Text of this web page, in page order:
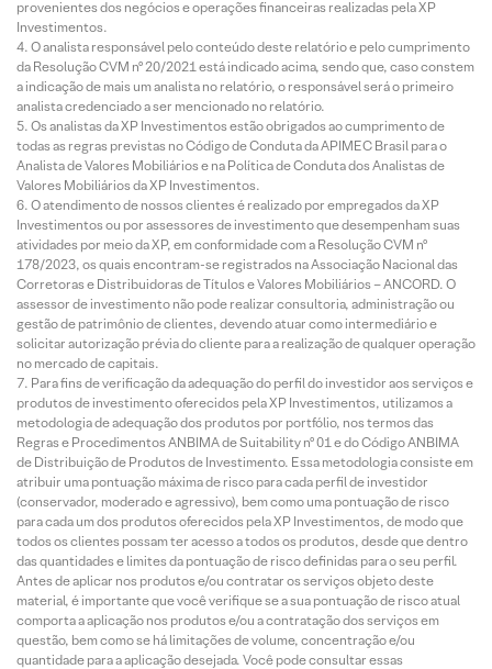
provenientes dos negócios e operações financeiras realizadas pela XP
Investimentos.
O analista responsável pelo conteúdo deste relatório e pelo cumprimento
da Resolução CVM nº 20/2021 está indicado acima, sendo que, caso constem
a indicação de mais um analista no relatório, o responsável será o primeiro
analista credenciado a ser mencionado no relatório.
Os analistas da XP Investimentos estão obrigados ao cumprimento de
todas as regras previstas no Código de Conduta da APIMEC Brasil para o
Analista de Valores Mobiliários e na Política de Conduta dos Analistas de
Valores Mobiliários da XP Investimentos.
O atendimento de nossos clientes é realizado por empregados da XP
Investimentos ou por assessores de investimento que desempenham suas
atividades por meio da XP, em conformidade com a Resolução CVM nº
178/2023, os quais encontram-se registrados na Associação Nacional das
Corretoras e Distribuidoras de Títulos e Valores Mobiliários – ANCORD. O
assessor de investimento não pode realizar consultoria, administração ou
gestão de patrimônio de clientes, devendo atuar como intermediário e
solicitar autorização prévia do cliente para a realização de qualquer operação
no mercado de capitais.
Para fins de verificação da adequação do perfil do investidor aos serviços e
produtos de investimento oferecidos pela XP Investimentos, utilizamos a
metodologia de adequação dos produtos por portfólio, nos termos das
Regras e Procedimentos ANBIMA de Suitability nº 01 e do Código ANBIMA
de Distribuição de Produtos de Investimento. Essa metodologia consiste em
atribuir uma pontuação máxima de risco para cada perfil de investidor
(conservador, moderado e agressivo), bem como uma pontuação de risco
para cada um dos produtos oferecidos pela XP Investimentos, de modo que
todos os clientes possam ter acesso a todos os produtos, desde que dentro
das quantidades e limites da pontuação de risco definidas para o seu perfil.
Antes de aplicar nos produtos e/ou contratar os serviços objeto deste
material, é importante que você verifique se a sua pontuação de risco atual
comporta a aplicação nos produtos e/ou a contratação dos serviços em
questão, bem como se há limitações de volume, concentração e/ou
quantidade para a aplicação desejada. Você pode consultar essas